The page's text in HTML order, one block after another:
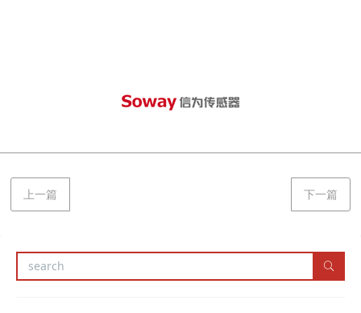
上一篇 下一篇